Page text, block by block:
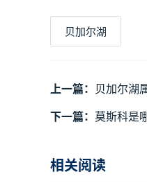
贝加尔湖
上一篇： 贝加尔湖
下一篇： 莫斯科是
相关阅读